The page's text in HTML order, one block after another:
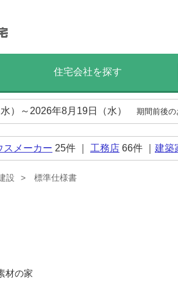
住宅会社を探す
）～2026年8月19日（水） 期間前後の
スメーカー 25件 ｜ 工務店 66件 ｜ 建築
設 標準仕様書
材の家